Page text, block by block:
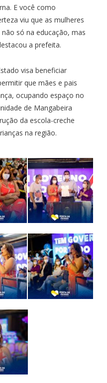
E você como
viu que as mulheres
só na educação, mas
a prefeita.
visa beneficiar
que mães e pais
ocupando espaço no
de Mangabeira
da escola-creche
na região.